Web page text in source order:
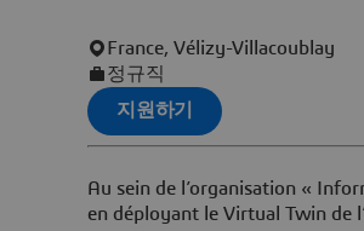
France, Vélizy-Villacoublay
정규직
지원하기
Au sein de l’organisation «
en déployant le Virtual Twin de